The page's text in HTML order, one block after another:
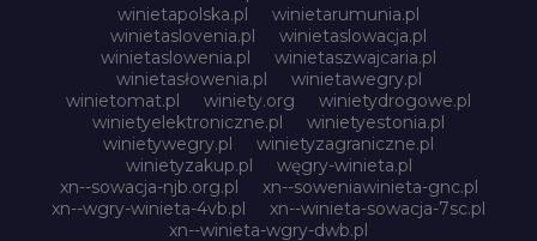
winietapolska.pl
winietarumunia.pl
winietaslovenia.pl
winietaslowacja.pl
winietaslowenia.pl
winietaszwajcaria.pl
winietasłowenia.pl
winietawegry.pl
winietomat.pl
winiety.org
winietydrogowe.pl
winietyelektroniczne.pl
winietyestonia.pl
winietywegry.pl
winietyzagraniczne.pl
winietyzakup.pl
węgry-winieta.pl
xn--sowacja-njb.org.pl
xn--soweniawinieta-gnc.pl
xn--wgry-winieta-4vb.pl
xn--winieta-sowacja-7sc.pl
xn--winieta-wgry-dwb.pl